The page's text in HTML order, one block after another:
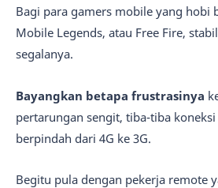
Bagi para gamers mobile yang hobi
Mobile Legends, atau Free Fire,
segalanya.
Bayangkan betapa frustrasinya
pertarungan sengit, tiba-tiba
berpindah dari 4G ke 3G.
Begitu pula dengan pekerja remote